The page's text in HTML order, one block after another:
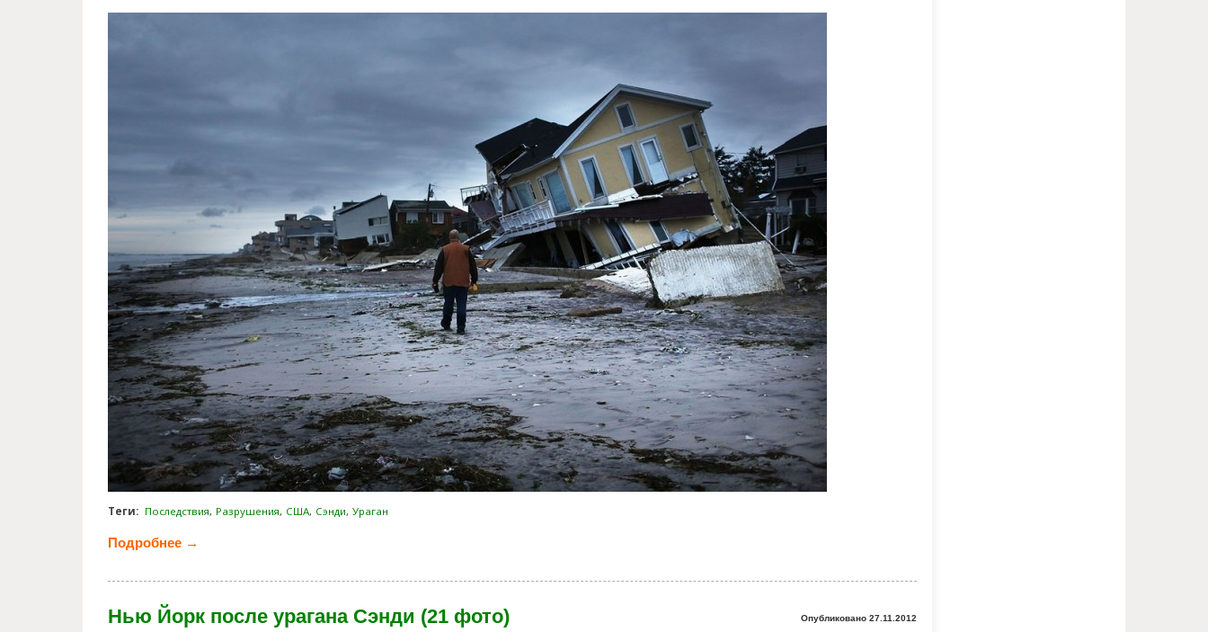
Теги: Последствия Разрушения США Сэнди Ураган
Подробнее →
Нью Йорк после урагана Сэнди (21 фото) Опубликовано 27.11.2012